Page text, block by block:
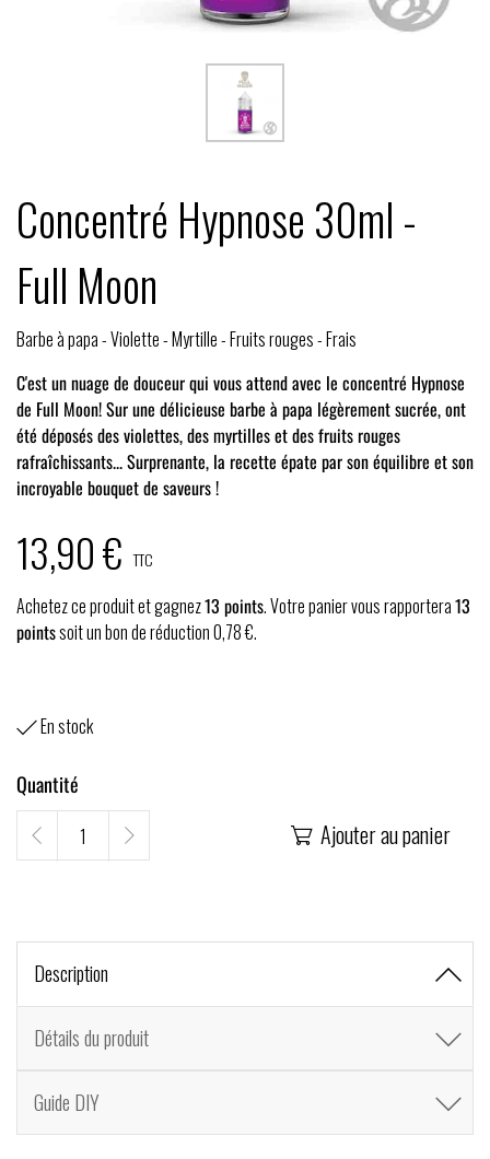
Concentré Hypnose 30ml -
Full Moon
Barbe à papa - Violette - Myrtille - Fruits rouges - Frais
C'est un nuage de douceur qui vous attend avec le concentré Hypnose
de Full Moon! Sur une délicieuse barbe à papa légèrement sucrée, ont
été déposés des violettes, des myrtilles et des fruits rouges
rafraîchissants... Surprenante, la recette épate par son équilibre et son
incroyable bouquet de saveurs !
13,90 € TTC
Achetez ce produit et gagnez13 points. Votre panier vous rapportera13
pointssoit un bon de réduction0,78 €.
En stock
Quantité
 Ajouter au panier
Description
Détails du produit
Guide DIY